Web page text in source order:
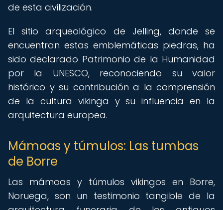
de esta civilización.
El sitio arqueológico de Jelling, donde se
encuentran estas emblemáticas piedras, ha
sido declarado Patrimonio de la Humanidad
por la UNESCO, reconociendo su valor
histórico y su contribución a la comprensión
de la cultura vikinga y su influencia en la
arquitectura europea.
Mámoas y túmulos: Las tumbas
de Borre
Las mámoas y túmulos vikingos en Borre,
Noruega, son un testimonio tangible de la